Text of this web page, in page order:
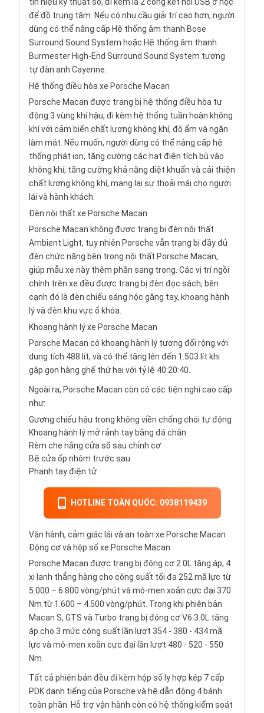
để đồ trung tâm. Nếu có nhu cầu giải trí cao hơn, người
dùng có thể nâng cấp Hệ thống âm thanh Bose
Surround Sound System hoặc Hệ thống âm thanh
Burmester High-End Surround Sound System tương
tự đàn anh Cayenne.
Hệ thống điều hòa xe Porsche Macan
Porsche Macan được trang bị hệ thống điều hòa tự
động 3 vùng khí hậu, đi kèm hệ thống tuần hoàn không
khí với cảm biến chất lượng không khí, độ ẩm và ngăn
làm mát. Nếu muốn, người dùng có thể nâng cấp hệ
thống phát ion, tăng cường các hạt điện tích bù vào
không khí, tăng cường khả năng diệt khuẩn và cải thiện
chất lượng không khí, mang lại sự thoải mái cho người
lái và hành khách.
Đèn nội thất xe Porsche Macan
Porsche Macan không được trang bị đèn nội thất
Ambient Light, tuy nhiên Porsche vẫn trang bị đầy đủ
đèn chức năng bên trong nội thất Porsche Macan,
giúp mẫu xe này thêm phần sang trọng. Các vị trí ngồi
chính trên xe đều được trang bị đèn đọc sách, bên
cạnh đó là đèn chiếu sáng hộc găng tay, khoang hành
lý và đèn khu vực ổ khóa.
Khoang hành lý xe Porsche Macan
Porsche Macan có khoang hành lý tương đối rộng với
dung tích 488 lít, và có thể tăng lên đến 1.503 lít khi
gập gọn hàng ghế thứ hai với tỷ lệ 40:20:40.
Ngoài ra, Porsche Macan còn có các tiện nghi cao cấp
như:
Gương chiếu hậu trong không viền chống chói tự động
Khoang hành lý mở rảnh tay bằng đá chân
Rèm che nắng cửa sổ sau chỉnh cơ
Bệ cửa ốp nhôm trước sau
Phanh tay điện tử
HOTLINE TOÀN QUỐC: 0938119439
Vận hành, cảm giác lái và an toàn xe Porsche Macan
Động cơ và hộp số xe Porsche Macan
Porsche Macan được trang bị động cơ 2.0L tăng áp, 4
xi lanh thẳng hàng cho công suất tối đa 252 mã lực từ
5.000 – 6.800 vòng/phút và mô-men xoắn cực đại 370
Nm từ 1.600 – 4.500 vòng/phút. Trong khi phiên bản
Macan S, GTS và Turbo trang bị động cơ V6 3.0L tăng
áp cho 3 mức công suất lần lượt 354 - 380 - 434 mã
lực và mô-men xoắn cực đại lần lượt 480 - 520 - 550
Nm.
Tất cả phiên bản đều đi kèm hộp số ly hợp kép 7 cấp
PDK danh tiếng của Porsche và hệ dẫn động 4 bánh
toàn phần. Hỗ trợ vận hành còn có hệ thống kiểm soát